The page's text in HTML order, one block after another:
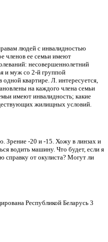
людей с инвалидностью
членов ее семьи имеют
несовершеннолетний
и муж со 2-й группой
квартире. Л. интересуется,
на каждого члена семьи
имеют инвалидность; какие
жилищных условий.
Зрение -20 и -15. Хожу в линзах и
водить машину. Что будет, если я
справку от окулиста? Могут ли
Республикой Беларусь 3